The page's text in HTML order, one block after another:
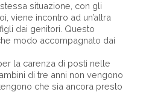
situazione, con gli
viene incontro ad un’altra
dai genitori. Questo
modo accompagnato dai
la carenza di posti nelle
di tre anni non vengono
che sia ancora presto